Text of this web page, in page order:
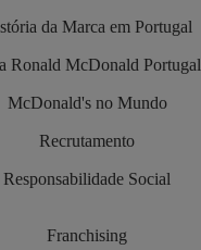
da Marca em Portugal
Ronald McDonald Portugal
McDonald's no Mundo
Recrutamento
Responsabilidade Social
Franchising